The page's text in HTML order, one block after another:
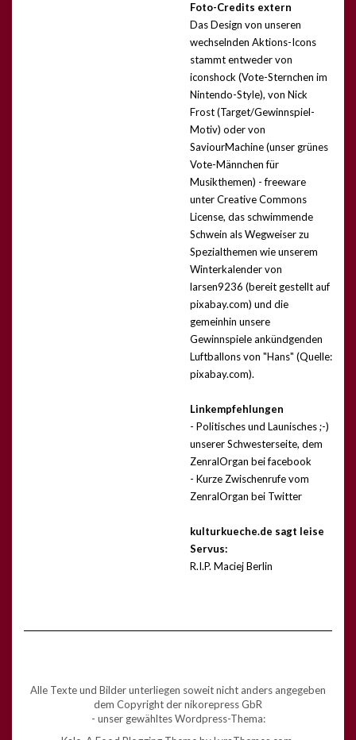
Foto-Credits extern
Das Design von unseren
wechselnden Aktions-Icons
stammt entweder von
iconshock (Vote-Sternchen im
Nintendo-Style), von Nick
Frost (Target/Gewinnspiel-
Motiv) oder von
SaviourMachine (unser grünes
Vote-Männchen für
Musikthemen) - freeware
unter Creative Commons
License, das schwimmende
Schwein als Wegweiser zu
Spezialthemen wie unserem
Winterkalender von
larsen9236 (bereit gestellt auf
pixabay.com) und die
gemeinhin unsere
Gewinnspiele ankündgenden
Luftballons von "Hans" (Quelle:
pixabay.com).
Linkempfehlungen
- Politisches und Launisches ;-)
unserer Schwesterseite, dem
ZenralOrgan bei facebook
- Kurze Zwischenrufe vom
ZenralOrgan bei Twitter
kulturkueche.de sagt leise
Servus:
R.I.P. Maciej Berlin
Alle Texte und Bilder unterliegen soweit nicht anders angegeben
dem Copyright der nikorepress GbR
- unser gewähltes Wordpress-Thema: